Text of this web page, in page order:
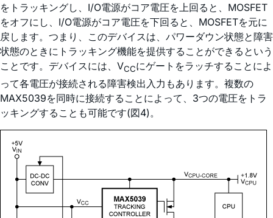
をトラッキングし、I/O電源がコア電圧を上回ると、MOSFET
をオフにし、I/O電源がコア電圧を下回ると、MOSFETを元に
戻します。つまり、このデバイスは、パワーダウン状態と障害
状態のときにトラッキング機能を提供することができるという
ことです。デバイスには、VCCにゲートをラッチすることによ
って各電圧が接続される障害検出入力もあります。複数の
MAX5039を同時に接続することによって、3つの電圧をトラ
ッキングすることも可能です(図4)。